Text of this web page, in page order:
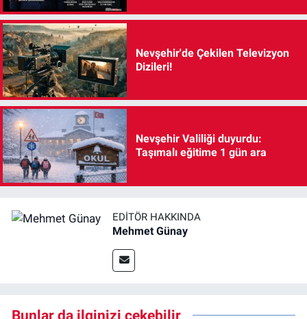
Nevşehir'de Çekilen Televizyon
Dizileri!
Nevşehir Valiliği duyurdu:
Taşımalı eğitime 1 gün ara
EDITÖR HAKKINDA
Mehmet Günay
Bunlar da ilginizi çekebilir